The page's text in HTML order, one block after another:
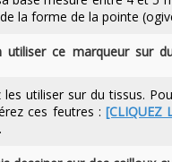
la forme de la pointe
utiliser ce marqueur sur
les utiliser sur du tissus.
ces feutres :[CLIQUEZ